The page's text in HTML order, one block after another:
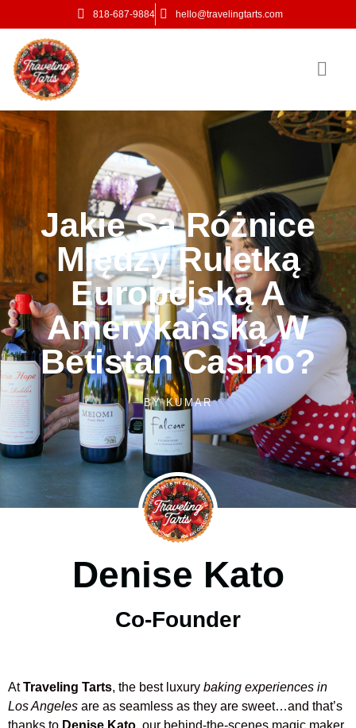
818-687-9884 hello@travelingtarts.com
Jakie Są Różnice
Między Ruletką
Europejską A
Amerykańską W
Betistan Casino?
BYKUMAR
Denise Kato
Co-Founder
AtTraveling Tarts, the best luxury baking experiences in
Los Angeles are as seamless as they are sweet…and that’s
thanks to Denise Kato, our behind-the-scenes magic maker.